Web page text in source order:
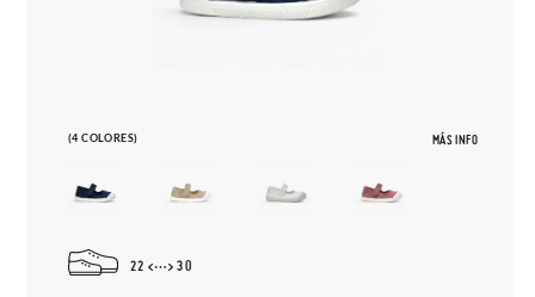
(4 COLORES) MÁS INFO
22 30